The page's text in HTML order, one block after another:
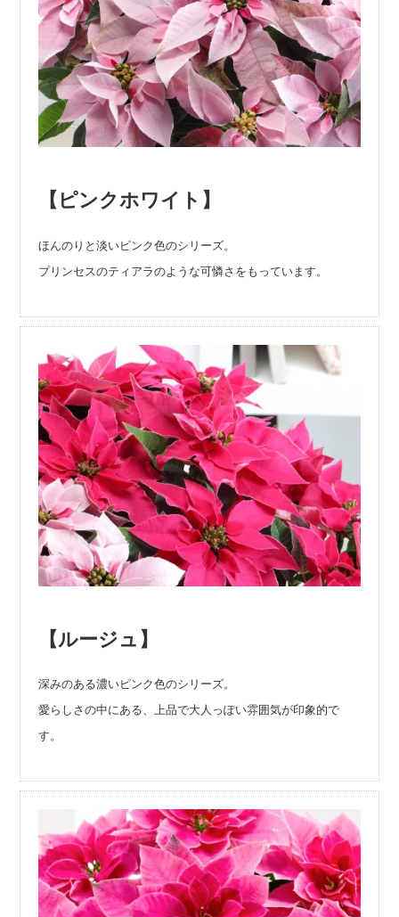
【ピンクホワイト】
ほんのりと淡いピンク色のシリーズ。
プリンセスのティアラのような可憐さをもっています。
【ルージュ】
深みのある濃いピンク色のシリーズ。
愛らしさの中にある、上品で大人っぽい雰囲気が印象的で
す。